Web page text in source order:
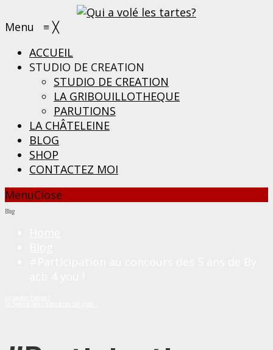
Menu ≡ ╳
ACCUEIL
STUDIO DE CREATION
STUDIO DE CREATION
LA GRIBOUILLOTHEQUE
PARUTIONS
LA CHÂTELEINE
BLOG
SHOP
CONTACTEZ MOI
MenuClose
Blog